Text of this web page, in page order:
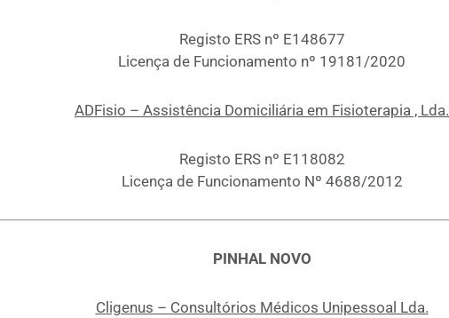
Registo ERS nº E148677
Licença de Funcionamento nº 19181/2020
ADFisio – Assistência Domiciliária em Fisioterapia , Lda.
Registo ERS nº E118082
Licença de Funcionamento Nº 4688/2012
PINHAL NOVO
Cligenus – Consultórios Médicos Unipessoal Lda.